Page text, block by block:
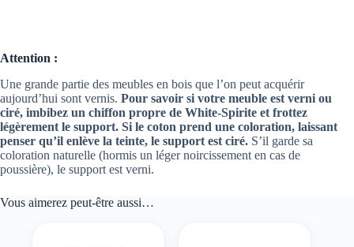
Attention :
Une grande partie des meubles en bois que l’on peut acquérir
aujourd’hui sont vernis. Pour savoir si votre meuble est verni ou
ciré, imbibez un chiffon propre de White-Spirite et frottez
légèrement le support. Si le coton prend une coloration, laissant
penser qu’il enlève la teinte, le support est ciré. S’il garde sa
coloration naturelle (hormis un léger noircissement en cas de
poussière), le support est verni.
Vous aimerez peut-être aussi…